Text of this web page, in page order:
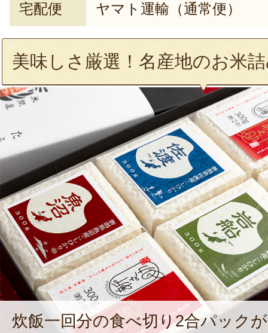
宅配便 ヤマト運輸（通常便）
美味しさ厳選！名産地のお米
炊飯一回分の食べ切り2合パック